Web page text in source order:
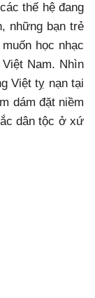
thế hệ đang
những bạn trẻ
học nhạc
Nam. Nhìn
Việt tỵ nạn tại
dám đặt niềm
dân tộc ở xứ